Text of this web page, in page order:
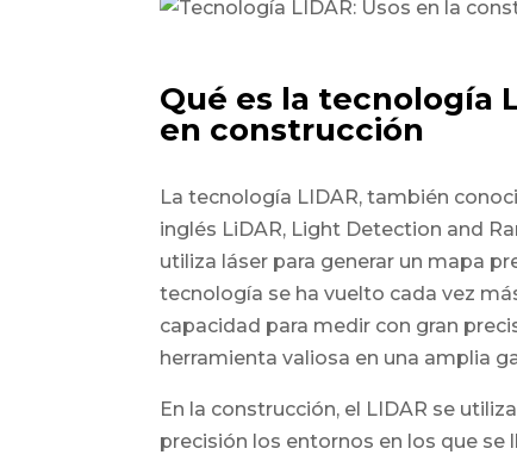
Qué es la tecnología
en construcción
La tecnología LIDAR, también
inglés LiDAR, Light Detection and
utiliza láser para generar un mapa
tecnología se ha vuelto cada vez
capacidad para medir con gran
herramienta valiosa en una amplia
En la construcción, el LIDAR se
precisión los entornos en los que se